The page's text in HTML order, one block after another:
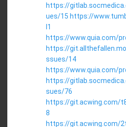
https://
ues/15 https://
l1
https://www.quia.com/
https://
ssues/14
https://www.quia.com/
https://
sues/76
https://git.acwing.com/
8
https://git.acwing.com/